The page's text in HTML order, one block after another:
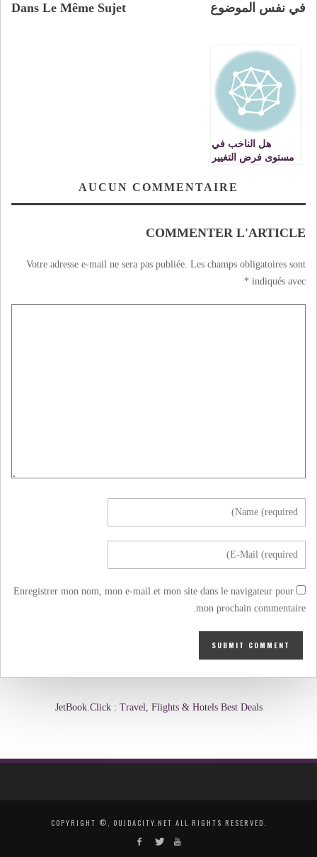
Dans Le Même Sujet في نفس الموضوع
هل الناخب في
مستوى فرض التغيير
المقبلة
AUCUN COMMENTAIRE
COMMENTER L'ARTICLE
Votre adresse e-mail ne sera pas publiée. Les champs obligatoires sont
indiqués avec
*
Enregistrer mon nom, mon e-mail et mon site dans le navigateur pour
mon prochain commentaire.
JetBook.Click : Travel, Flights & Hotels Best Deals
COPYRIGHT ©, OUJDACITY.NET ALL RIGHTS RESERVED.